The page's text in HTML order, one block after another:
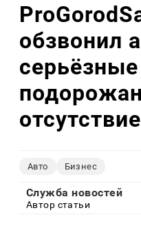
обзвонил
серьёзные
Авто Бизнес
Служба новостей
Автор статьи